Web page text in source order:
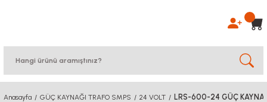
Anasayfa GÜÇ KAYNAĞI TRAFO SMPS 24 VOLT LRS-600-24 GÜÇ